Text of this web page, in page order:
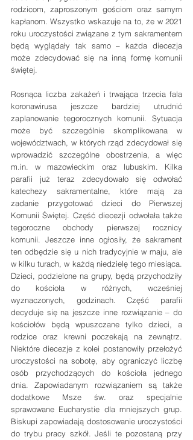
rodzicom, zaproszonym gościom oraz samym
kapłanom. Wszystko wskazuje na to, że w 2021
roku uroczystości związane z tym sakramentem
będą wyglądały tak samo – każda diecezja
może zdecydować się na inną formę komunii
świętej.
Rosnąca liczba zakażeń i trwająca trzecia fala
koronawirusa jeszcze bardziej utrudnić
zaplanowanie tegorocznych komunii. Sytuacja
może być szczególnie skomplikowana w
województwach, w których rząd zdecydował się
wprowadzić szczególne obostrzenia, a więc
m.in. w mazowieckim oraz lubuskim. Kilka
parafii już teraz zdecydowało się odwołać
katechezy sakramentalne, które mają za
zadanie przygotować dzieci do Pierwszej
Komunii Świętej. Część diecezji odwołała także
tegoroczne obchody pierwszej rocznicy
komunii. Jeszcze inne ogłosiły, że sakrament
ten odbędzie się u nich tradycyjnie w maju, ale
w kilku turach, w każdą niedzielę tego miesiąca.
Dzieci, podzielone na grupy, będą przychodziły
do kościoła w różnych, wcześniej
wyznaczonych, godzinach. Część parafii
decyduje się na jeszcze inne rozwiązanie – do
kościołów będą wpuszczane tylko dzieci, a
rodzice oraz krewni poczekają na zewnątrz.
Niektóre diecezje z kolei postanowiły przełożyć
uroczystości na sobotę, aby ograniczyć liczbę
osób przychodzących do kościoła jednego
dnia. Zapowiadanym rozwiązaniem są także
dodatkowe Msze św. oraz specjalnie
sprawowane Eucharystie dla mniejszych grup.
Biskupi zapowiadają dostosowanie uroczystości
do trybu pracy szkół. Jeśli te pozostaną przy